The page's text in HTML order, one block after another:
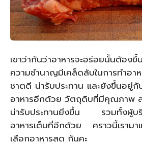
เขาว่ากันว่าอาหารจะอร่อยนั้นต้
ความชำนาญมีเคล็ดลับในการทำอา
ชาตดี น่ารับประทาน และยังขึ้นอยู่กั
อาหารอีกด้วย วัตถุดิบที่มีคุณภาพ ส
น่ารับประทานยิ่งขึ้น รวมทั้งผู้บริโ
อาหารเต็มที่อีกด้วย คราวนี้เราม
เลือกอาหารสด กันคะ